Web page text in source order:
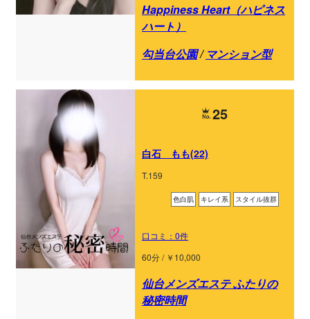
Happiness Heart（ハピネス
ハート）
勾当台公園/ マンション型
25
白石 もも(22)
T.159
色白肌 キレイ系 スタイル抜群
口コミ：0件
60分 / ￥10,000
仙台メンズエステ ふたりの
秘密時間